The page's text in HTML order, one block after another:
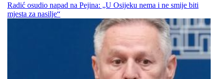
Radić osudio napad na Pejina: „U Osijeku nema i ne smije biti
mjesta za nasilje“